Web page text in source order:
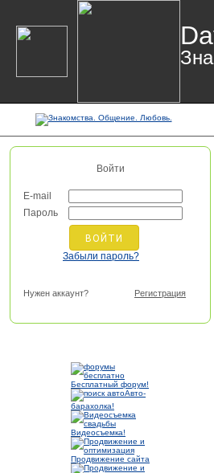
Войти
E-mail
Пароль
Забыли пароль?
Нужен аккаунт? Регистрация
Бесплатный форум!
Авто-
барахолка!
Видеосъемка!
Продвижение сайта